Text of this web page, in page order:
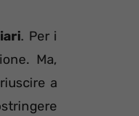
. Per i
Ma,
a